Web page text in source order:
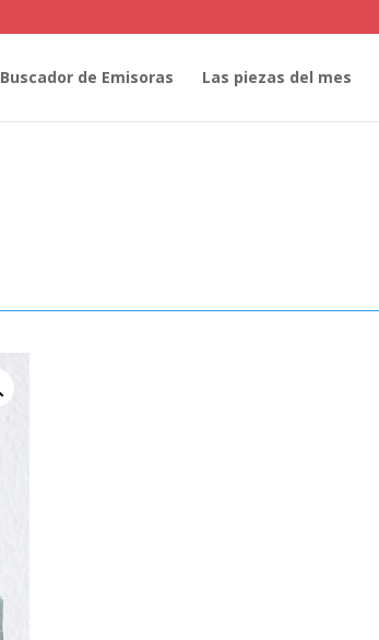
Buscador de Emisoras Las piezas del mes